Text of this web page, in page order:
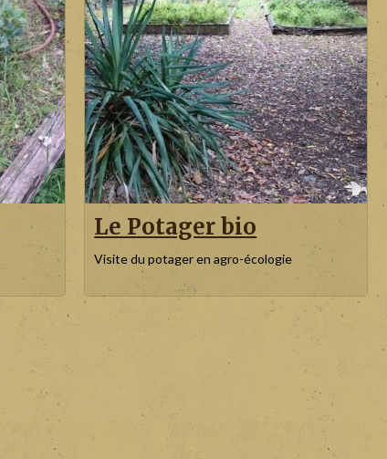
Le Potager bio
Visite du potager en agro-écologie